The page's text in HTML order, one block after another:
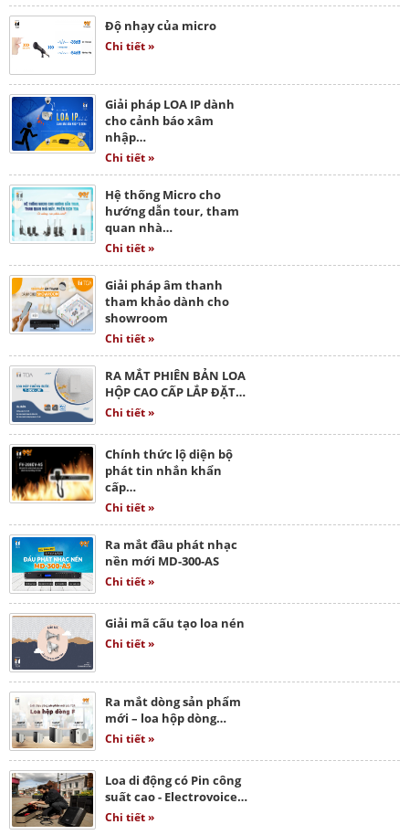
Độ nhạy của micro
Chi tiết »
Giải pháp LOA IP dành
cho cảnh báo xâm
nhập…
Chi tiết »
Hệ thống Micro cho
hướng dẫn tour, tham
quan nhà…
Chi tiết »
Giải pháp âm thanh
tham khảo dành cho
showroom
Chi tiết »
RA MẮT PHIÊN BẢN LOA
HỘP CAO CẤP LẮP ĐẶT…
Chi tiết »
Chính thức lộ diện bộ
phát tin nhắn khẩn
cấp…
Chi tiết »
Ra mắt đầu phát nhạc
nền mới MD-300-AS
Chi tiết »
Giải mã cấu tạo loa nén
Chi tiết »
Ra mắt dòng sản phẩm
mới – loa hộp dòng…
Chi tiết »
Loa di động có Pin công
suất cao - Electrovoice…
Chi tiết »